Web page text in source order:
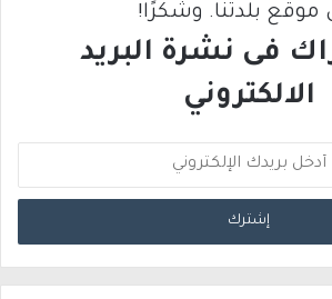
موقع بلدتنا. وشكرًا!
فى نشرة البريد
الالكتروني